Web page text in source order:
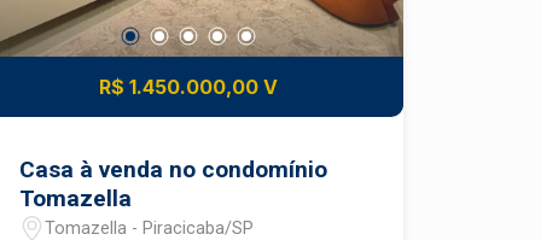
R$ 1.450.000,00 V
Casa à venda no condomínio
Tomazella
Tomazella - Piracicaba/SP